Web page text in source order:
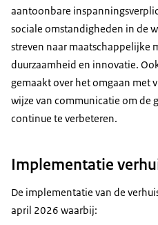
aantoonbare
sociale omstandigheden in de
streven naar maatschappelijke
duurzaamheid en innovatie.
gemaakt over het omgaan met
wijze van communicatie om de
continue te verbeteren.
Implementatie
De implementatie van de
april 2026 waarbij: